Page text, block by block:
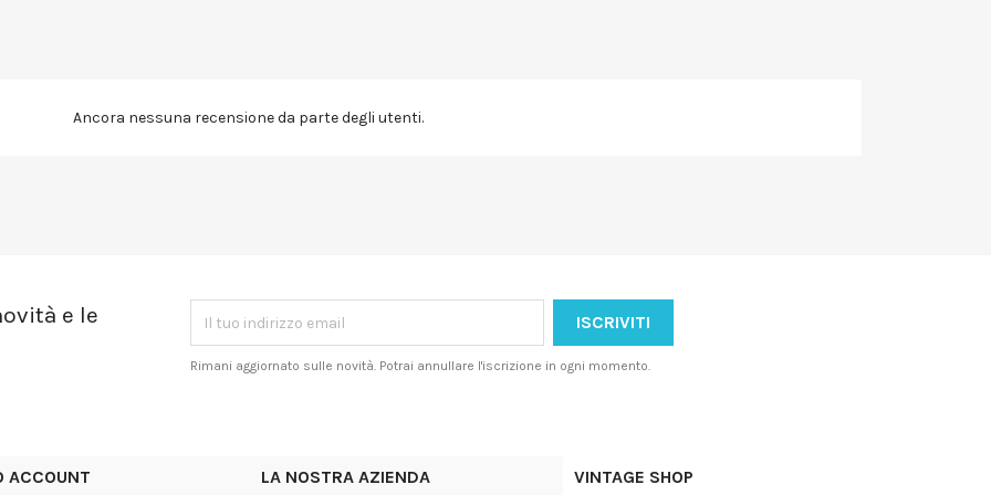
Ancora nessuna recensione da parte degli utenti.
e le
Rimani aggiornato sulle novità. Potrai annullare l'iscrizione in ogni momento.
ACCOUNT LA NOSTRA AZIENDA VINTAGE SHOP